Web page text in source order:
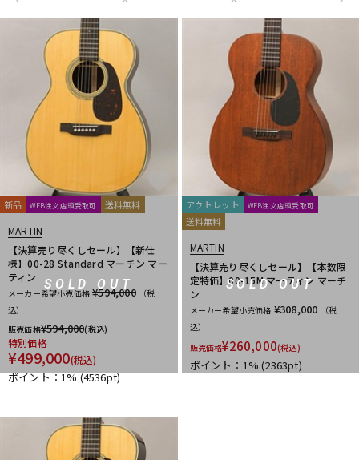
SOLD OUT
新品 WEB注文店頭受取可 送料無料
MARTIN
【決算売り尽くしセール】【新仕
様】00-28 Standard マーチン マー
ティン
メーカー希望小売価格 ¥594,000
（税
込）
販売価格¥594,000(税込)
特別価格
¥499,000(税込)
ポイント：1%(4536pt)
SOLD OUT
アウトレット WEB注文店頭受取可
送料無料
MARTIN
【決算売り尽くしセール】【本数限
定特価】00-15M マーティン マーチ
ン
メーカー希望小売価格 ¥308,000
（税
込）
販売価格¥260,000(税込)
ポイント：1%(2363pt)